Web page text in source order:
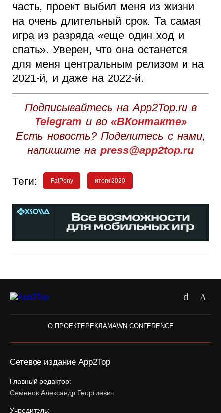
часть, проект выбил меня из жизни
на очень длительный срок. Та самая
игра из разряда «еще один ход и
спать». Уверен, что она останется
для меня центральным релизом и на
2021-й, и даже на 2022-й.
Подписывайтесь на App2Top.ru в
Telegram и во «ВКонтакте»
Есть новость? Поделитесь с нами,
напишите на press@app2top.ru
Теги: FatPony итоги 2020
О ПРОЕКТЕРЕКЛАМАWN CONFERENCE
Сетевое издание App2Top
Главный редактор:
Семенов Александр Георгиевич
Учредитель: